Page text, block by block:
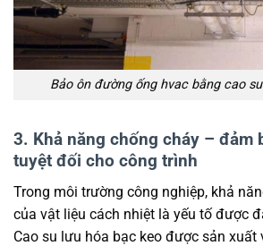
Bảo ôn đường ống hvac bằng cao
3. Khả năng chống cháy – đảm
tuyệt đối cho công trình
Trong môi trường công nghiệp, khả
của vật liệu cách nhiệt là yếu tố được
Cao su lưu hóa bạc keo được sản